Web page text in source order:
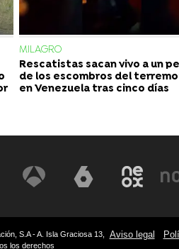
MILAGRO
Rescatistas sacan vivo a un
de los escombros del
en Venezuela tras cinco días
S.A - A. Isla Graciosa 13,
los derechos
Aviso legal